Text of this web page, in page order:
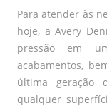
Para atender às
hoje, a Avery
pressão em
acabamentos,
última geração
qualquer